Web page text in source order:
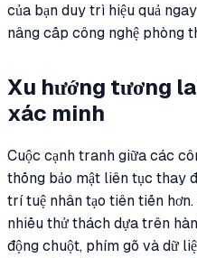
của bạn duy trì hiệu quả
nâng cấp công nghệ phòng
Xu hướng tương
xác minh
Cuộc cạnh tranh giữa các
thống bảo mật liên tục thay
trí tuệ nhân tạo tiên tiến
nhiều thử thách dựa trên
động chuột, phím gõ và dữ